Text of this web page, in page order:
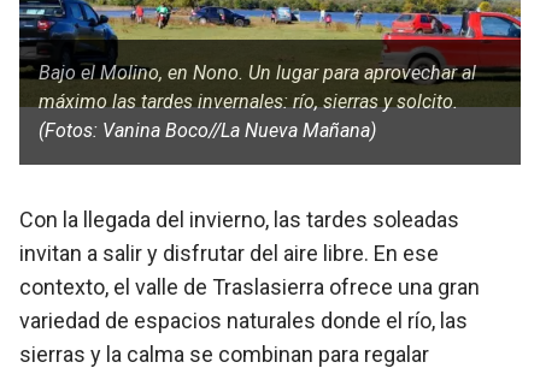
Bajo el Molino, en Nono. Un lugar para aprovechar al
máximo las tardes invernales: río, sierras y solcito.
(Fotos: Vanina Boco//La Nueva Mañana)
Con la llegada del invierno, las tardes soleadas
invitan a salir y disfrutar del aire libre. En ese
contexto, el valle de Traslasierra ofrece una gran
variedad de espacios naturales donde el río, las
sierras y la calma se combinan para regalar